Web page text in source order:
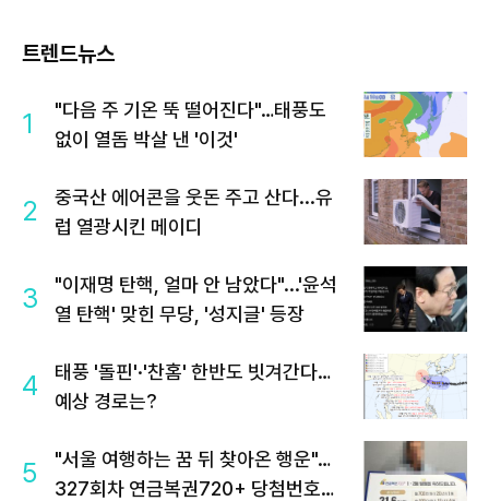
트렌드뉴스
1
"다음 주 기온 뚝 떨어진다"…태풍도
없이 열돔 박살 낸 '이것'
2
중국산 에어콘을 웃돈 주고 산다...유
럽 열광시킨 메이디
3
"이재명 탄핵, 얼마 안 남았다"...'윤석
열 탄핵' 맞힌 무당, '성지글' 등장
4
태풍 '돌핀'·'찬홈' 한반도 빗겨간다…
예상 경로는?
5
"서울 여행하는 꿈 뒤 찾아온 행운"…
327회차 연금복권720+ 당첨번호조